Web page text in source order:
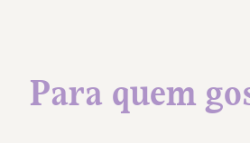
Para quem